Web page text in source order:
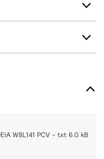
W8L141 PCV txt 6.0 kB